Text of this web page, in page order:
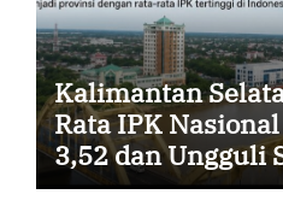
Kalimantan
Rata IPK
3,52 dan Ungguli
DKI Jakarta